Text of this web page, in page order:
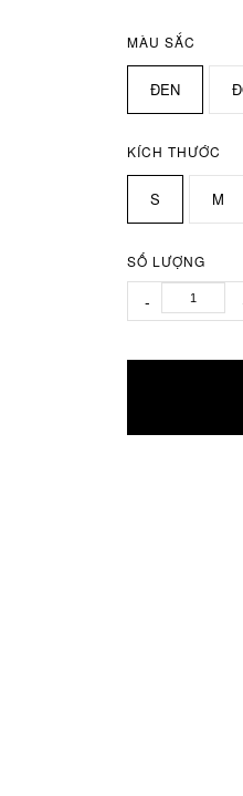
MÀU SẮC
ĐEN
KÍCH THƯỚC
S M
SỐ LƯỢNG
-